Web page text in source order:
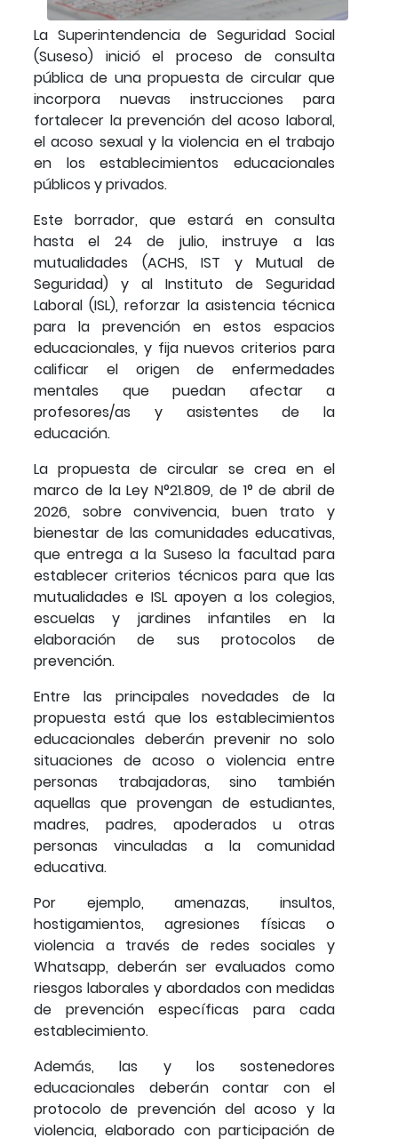
La Superintendencia de Seguridad Social
(Suseso) inició el proceso de consulta
pública de una propuesta de circular que
incorpora nuevas instrucciones para
fortalecer la prevención del acoso laboral,
el acoso sexual y la violencia en el trabajo
en los establecimientos educacionales
públicos y privados.
Este borrador, que estará en consulta
hasta el 24 de julio, instruye a las
mutualidades (ACHS, IST y Mutual de
Seguridad) y al Instituto de Seguridad
Laboral (ISL), reforzar la asistencia técnica
para la prevención en estos espacios
educacionales, y fija nuevos criterios para
calificar el origen de enfermedades
mentales que puedan afectar a
profesores/as y asistentes de la
educación.
La propuesta de circular se crea en el
marco de la Ley N°21.809, de 1° de abril de
2026, sobre convivencia, buen trato y
bienestar de las comunidades educativas,
que entrega a la Suseso la facultad para
establecer criterios técnicos para que las
mutualidades e ISL apoyen a los colegios,
escuelas y jardines infantiles en la
elaboración de sus protocolos de
prevención.
Entre las principales novedades de la
propuesta está que los establecimientos
educacionales deberán prevenir no solo
situaciones de acoso o violencia entre
personas trabajadoras, sino también
aquellas que provengan de estudiantes,
madres, padres, apoderados u otras
personas vinculadas a la comunidad
educativa.
Por ejemplo, amenazas, insultos,
hostigamientos, agresiones físicas o
violencia a través de redes sociales y
Whatsapp, deberán ser evaluados como
riesgos laborales y abordados con medidas
de prevención específicas para cada
establecimiento.
Además, las y los sostenedores
educacionales deberán contar con el
protocolo de prevención del acoso y la
violencia, elaborado con participación de